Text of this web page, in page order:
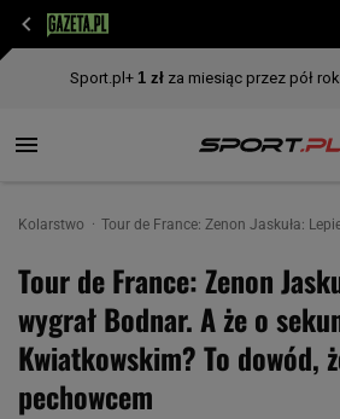
Kolarstwo Tour de France: Zenon Jaskuła:
Tour de France: Zenon
wygrał Bodnar. A że o
Kwiatkowskim? To dowód,
pechowcem